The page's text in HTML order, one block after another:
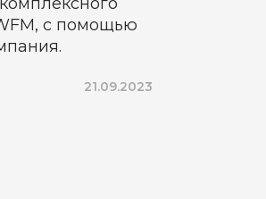
с помощью
21.09.2023